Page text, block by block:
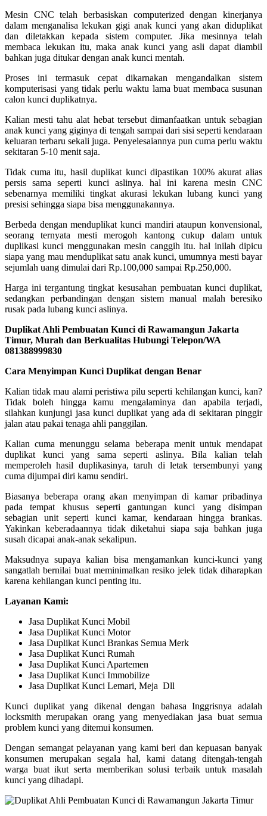
Mesin CNC telah berbasiskan computerized dengan kinerjanya
dalam menganalisa lekukan gigi anak kunci yang akan diduplikat
dan diletakkan kepada sistem computer. Jika mesinnya telah
membaca lekukan itu, maka anak kunci yang asli dapat diambil
bahkan juga ditukar dengan anak kunci mentah.
Proses ini termasuk cepat dikarnakan mengandalkan sistem
komputerisasi yang tidak perlu waktu lama buat membaca susunan
calon kunci duplikatnya.
Kalian mesti tahu alat hebat tersebut dimanfaatkan untuk sebagian
anak kunci yang giginya di tengah sampai dari sisi seperti kendaraan
keluaran terbaru sekali juga. Penyelesaiannya pun cuma perlu waktu
sekitaran 5-10 menit saja.
Tidak cuma itu, hasil duplikat kunci dipastikan 100% akurat alias
persis sama seperti kunci aslinya. hal ini karena mesin CNC
sebenarnya memiliki tingkat akurasi lekukan lubang kunci yang
presisi sehingga siapa bisa menggunakannya.
Berbeda dengan menduplikat kunci mandiri ataupun konvensional,
seorang ternyata mesti merogoh kantong cukup dalam untuk
duplikasi kunci menggunakan mesin canggih itu. hal inilah dipicu
siapa yang mau menduplikat satu anak kunci, umumnya mesti bayar
sejumlah uang dimulai dari Rp.100,000 sampai Rp.250,000.
Harga ini tergantung tingkat kesusahan pembuatan kunci duplikat,
sedangkan perbandingan dengan sistem manual malah beresiko
rusak pada lubang kunci aslinya.
Duplikat Ahli Pembuatan Kunci di Rawamangun Jakarta
Timur, Murah dan Berkualitas Hubungi Telepon/WA
081388999830
Cara Menyimpan Kunci Duplikat dengan Benar
Kalian tidak mau alami peristiwa pilu seperti kehilangan kunci, kan?
Tidak boleh hingga kamu mengalaminya dan apabila terjadi,
silahkan kunjungi jasa kunci duplikat yang ada di sekitaran pinggir
jalan atau pakai tenaga ahli panggilan.
Kalian cuma menunggu selama beberapa menit untuk mendapat
duplikat kunci yang sama seperti aslinya. Bila kalian telah
memperoleh hasil duplikasinya, taruh di letak tersembunyi yang
cuma dijumpai diri kamu sendiri.
Biasanya beberapa orang akan menyimpan di kamar pribadinya
pada tempat khusus seperti gantungan kunci yang disimpan
sebagian unit seperti kunci kamar, kendaraan hingga brankas.
Yakinkan keberadaannya tidak diketahui siapa saja bahkan juga
susah dicapai anak-anak sekalipun.
Maksudnya supaya kalian bisa mengamankan kunci-kunci yang
sangatlah bernilai buat meminimalkan resiko jelek tidak diharapkan
karena kehilangan kunci penting itu.
Layanan Kami:
Jasa Duplikat Kunci Mobil
Jasa Duplikat Kunci Motor
Jasa Duplikat Kunci Brankas Semua Merk
Jasa Duplikat Kunci Rumah
Jasa Duplikat Kunci Apartemen
Jasa Duplikat Kunci Immobilize
Jasa Duplikat Kunci Lemari, Meja Dll
Kunci duplikat yang dikenal dengan bahasa Inggrisnya adalah
locksmith merupakan orang yang menyediakan jasa buat semua
problem kunci yang ditemui konsumen.
Dengan semangat pelayanan yang kami beri dan kepuasan banyak
konsumen merupakan segala hal, kami datang ditengah-tengah
warga buat ikut serta memberikan solusi terbaik untuk masalah
kunci yang dihadapi.